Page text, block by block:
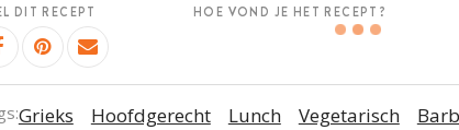
DIT RECEPT HOE VOND JE HET RECEPT?
Grieks Hoofdgerecht Lunch Vegetarisch